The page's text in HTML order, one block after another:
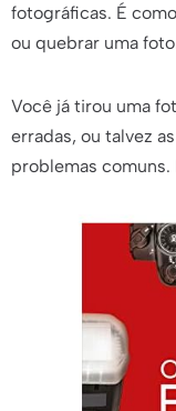
fotográficas. É
ou quebrar uma
Você já tirou uma
erradas, ou talvez
problemas